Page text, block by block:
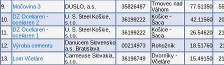
9. Močovina 3 DUSLO, a.s. 35826487
Trnovec nad
Váhom
77.51350
10.
DZ Oceliaren -
oceliaren 2
U. S. Steel Košice,
s.r.o.
36199222
Košice -
Šaca
42.11560
11.
DZ Oceliaren -
oceliaren 1
U. S. Steel Košice,
s.r.o.
36199222
Košice -
Šaca
26.54620
12. Výroba cementu
Danucem Slovensko
a.s. Bratislava
00214973 Rohožník 18.51760
13. Lom Včeláre
Carmeuse Slovakia,
s.r.o.
36198749
Dvorníky -
Včeláre
15.49150